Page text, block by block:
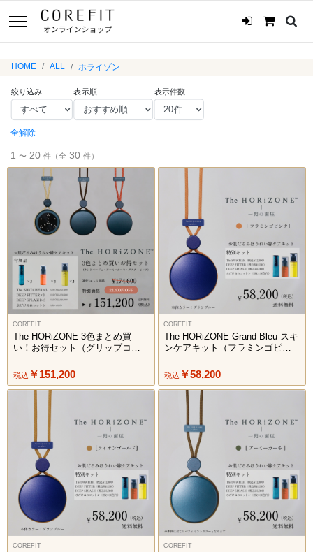
HOME ALL ホライゾン
絞り込み 表示順 表示件数
全解除
1 〜 20 件（全 30 件）
COREFIT
The HORiZONE 3色まとめ買
い！お得セット（グリップコー
ク）
税込 ￥151,200
COREFIT
The HORiZONE Grand Bleu スキ
ンケアキット（フラミンゴピン
税込 ￥58,200
COREFIT COREFIT